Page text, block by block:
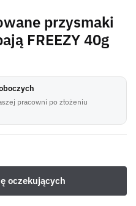
przysmaki
FREEZY 40g
pracowni po złożeniu